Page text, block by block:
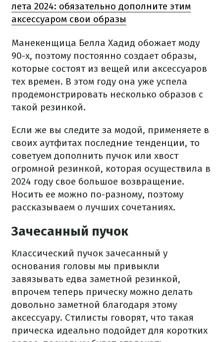
лета 2024: обязательно дополните этим
аксессуаром свои образы
Манекенщица Белла Хадид обожает моду
90-х, поэтому постоянно создает образы,
которые состоят из вещей или аксессуаров
тех времен. В этом году она уже успела
продемонстрировать несколько образов с
такой резинкой.
Если же вы следите за модой, применяете в
своих аутфитах последние тенденции, то
советуем дополнить пучок или хвост
огромной резинкой, которая осуществила в
2024 году свое большое возвращение.
Носить ее можно по-разному, поэтому
рассказываем о лучших сочетаниях.
Зачесанный пучок
Классический пучок зачесанный у
основания головы мы привыкли
завязывать едва заметной резинкой,
впрочем теперь прическу можно делать
довольно заметной благодаря этому
аксессуару. Стилисты говорят, что такая
прическа идеально подойдет для коротких